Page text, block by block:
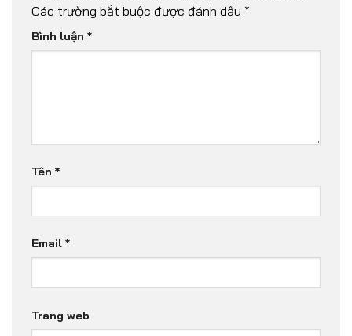
Các trường bắt buộc được đánh dấu *
Bình luận *
Tên *
Email *
Trang web